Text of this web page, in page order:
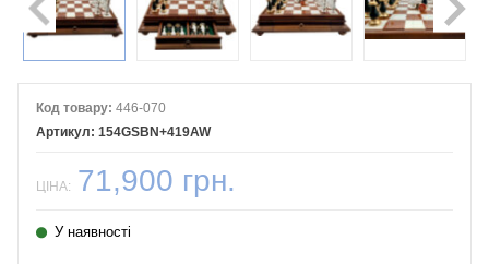
Код товару: 446-070
154GSBN+419AW
ЦІНА: 71,900 грн.
У наявності